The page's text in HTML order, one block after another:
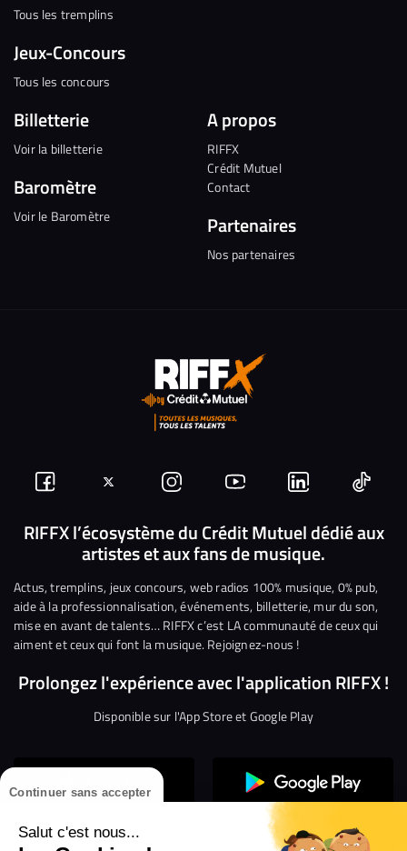
Continuer sans accepter
Salut c'est nous...
Tous les tremplins
Jeux-Concours
Tous les concours
Billetterie
Voir la billetterie
Baromètre
Voir le Baromètre
A propos
RIFFX
Crédit Mutuel
Contact
Partenaires
Nos partenaires
Suivez-
nous
Facebook
Suivez-
nous
sur
Twitter
Nous
rejoindre
sur
Instagram
Nous
rejoindre
sur
YouTube
Nous
rejoindre
sur
Linkedin
Nous
RIFFX l’écosystème du Crédit Mutuel dédié aux
artistes et aux fans de musique.
Actus, tremplins, jeux concours, web radios 100% musique, 0% pub,
aide à la professionnalisation, événements, billetterie, mur du son,
mise en avant de talents… RIFFX c’est LA communauté de ceux qui
aiment et ceux qui font la musique. Rejoignez-nous !
Prolongez l'expérience avec l'application RIFFX !
Disponible sur l'App Store et Google Play